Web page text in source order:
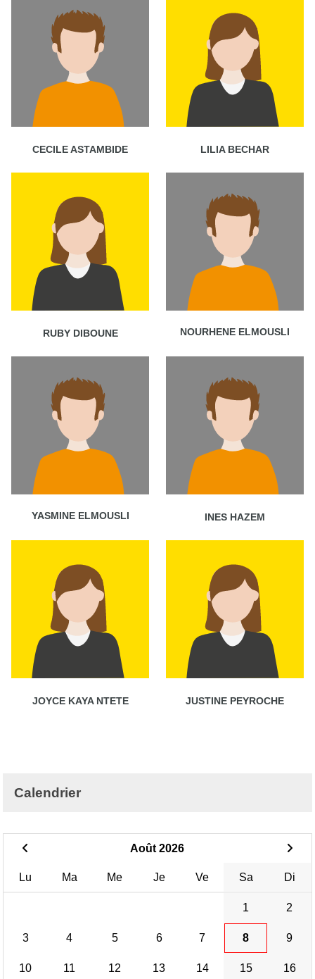
CECILE ASTAMBIDE LILIA BECHAR
RUBY DIBOUNE NOURHENE ELMOUSLI
YASMINE ELMOUSLI INES HAZEM
JOYCE KAYA NTETE JUSTINE PEYROCHE
Calendrier
Août 2026
Lu Ma Me Je Ve Sa Di
1 2
3 4 5 6 7 8 9
10 11 12 13 14 15 16